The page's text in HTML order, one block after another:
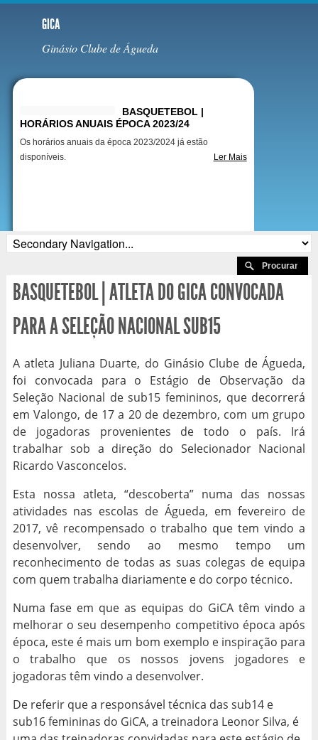
GICA
Ginásio Clube de Águeda
BASQUETEBOL |
HORÁRIOS ANUAIS ÉPOCA 2023/24
Os horários anuais da época 2023/2024 já estão
disponíveis.
Ler Mais
BASQUETEBOL | ATLETA DO GICA CONVOCADA
PARA A SELEÇÃO NACIONAL SUB15
A atleta Juliana Duarte, do Ginásio Clube de Águeda,
foi convocada para o Estágio de Observação da
Seleção Nacional de sub15 femininos, que decorrerá
em Valongo, de 17 a 20 de dezembro, com um grupo
de jogadoras provenientes de todo o país. Irá
trabalhar sob a direção do Selecionador Nacional
Ricardo Vasconcelos.
Esta nossa atleta, “descoberta” numa das nossas
atividades nas escolas de Águeda, em fevereiro de
2017, vê recompensado o trabalho que tem vindo a
desenvolver, sendo ao mesmo tempo um
reconhecimento de todas as suas colegas de equipa
com quem trabalha diariamente e do corpo técnico.
Numa fase em que as equipas do GiCA têm vindo a
melhorar o seu desempenho competitivo época após
época, este é mais um bom exemplo e inspiração para
o trabalho que os nossos jovens jogadores e
jogadoras têm vindo a desenvolver.
De referir que a responsável técnica das sub14 e
sub16 femininas do GiCA, a treinadora Leonor Silva, é